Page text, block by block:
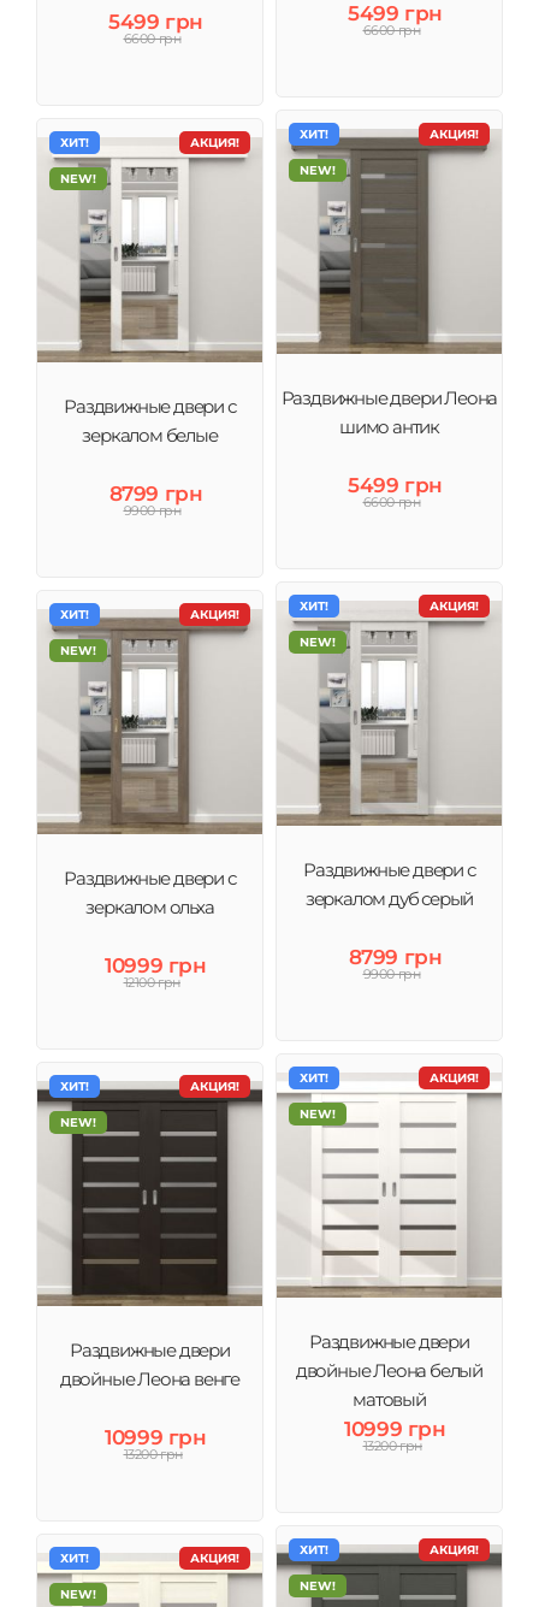
5499 грн
6600 грн
5499 грн
6600 грн
АКЦИЯ!
ХИТ!
NEW!
Раздвижные двери Леона
шимо антик
5499 грн
6600 грн
АКЦИЯ!
ХИТ!
NEW!
Раздвижные двери с
зеркалом белые
8799 грн
9900 грн
АКЦИЯ!
ХИТ!
NEW!
Раздвижные двери с
зеркалом дуб серый
8799 грн
9900 грн
АКЦИЯ!
ХИТ!
NEW!
Раздвижные двери с
зеркалом ольха
10999 грн
12100 грн
АКЦИЯ!
ХИТ!
NEW!
Раздвижные двери
двойные Леона белый
матовый
10999 грн
13200 грн
АКЦИЯ!
ХИТ!
NEW!
Раздвижные двери
двойные Леона венге
10999 грн
13200 грн
АКЦИЯ!
ХИТ!
NEW!
АКЦИЯ!
ХИТ!
NEW!